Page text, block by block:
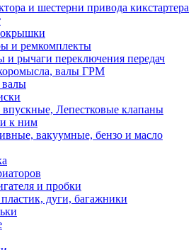
и шестерни привода кикстартера
и ремкомплекты
и рычаги переключения передач
валы ГРМ
валы
Лепестковые клапаны
к ним
вакуумные, бензо и масло
и пробки
дуги, багажники